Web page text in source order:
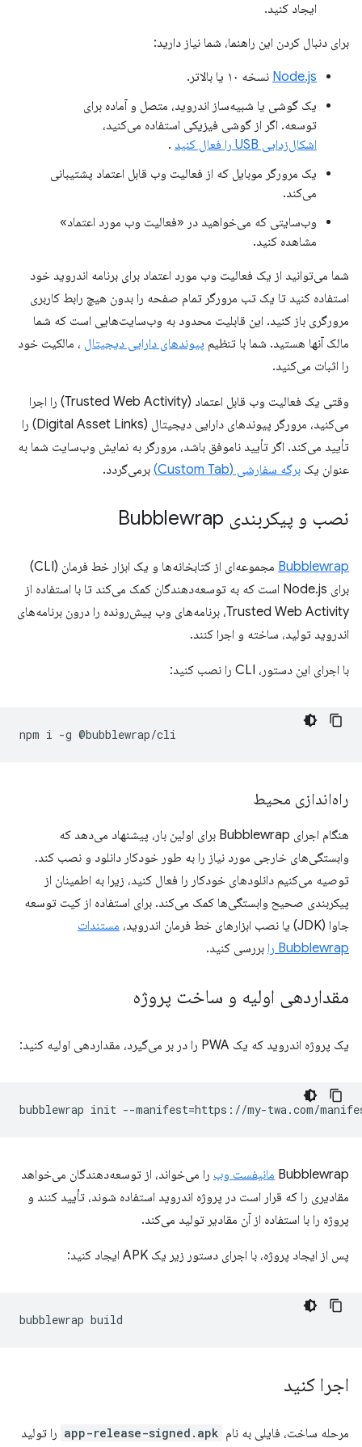
ایجاد کنید.
برای دنبال کردن این راهنما، شما نیاز دارید:
Node.js نسخه ۱۰ یا بالاتر.
یک گوشی یا شبیه‌ساز اندروید، متصل و آماده برای
توسعه. اگر از گوشی فیزیکی استفاده می‌کنید،
اشکال‌زدایی USB را فعال کنید
.
یک مرورگر موبایل که از فعالیت وب قابل اعتماد پشتیبانی
می‌کند.
وب‌سایتی که می‌خواهید در «فعالیت وب مورد اعتماد»
مشاهده کنید.
شما می‌توانید از یک فعالیت وب مورد اعتماد برای برنامه اندروید خود
استفاده کنید تا یک تب مرورگر تمام صفحه را بدون هیچ رابط کاربری
مرورگری باز کنید. این قابلیت محدود به وب‌سایت‌هایی است که شما
مالک آنها هستید. شما با تنظیم پیوندهای دارایی دیجیتال ، مالکیت خود
را اثبات می‌کنید.
وقتی یک فعالیت وب قابل اعتماد (Trusted Web Activity) را اجرا
می‌کنید، مرورگر پیوندهای دارایی دیجیتال (Digital Asset Links) را
تأیید می‌کند. اگر تأیید ناموفق باشد، مرورگر به نمایش وب‌سایت شما به
عنوان یک برگه سفارشی (Custom Tab) برمی‌گردد.
نصب و پیکربندی Bubblewrap
Bubblewrap
مجموعه‌ای از کتابخانه‌ها و یک ابزار خط فرمان (CLI)
برای Node.js است که به توسعه‌دهندگان کمک می‌کند تا با استفاده از
Trusted Web Activity، برنامه‌های وب پیش‌رونده را درون برنامه‌های
اندروید تولید، ساخته و اجرا کنند.
با اجرای این دستور، CLI را نصب کنید:
npm i -g
راه‌اندازی محیط
هنگام اجرای Bubblewrap برای اولین بار، پیشنهاد می‌دهد که
وابستگی‌های خارجی مورد نیاز را به طور خودکار دانلود و نصب کند.
توصیه می‌کنیم دانلودهای خودکار را فعال کنید، زیرا به اطمینان از
پیکربندی صحیح وابستگی‌ها کمک می‌کند. برای استفاده از کیت توسعه
جاوا (JDK) یا نصب ابزارهای خط فرمان اندروید،
مستندات
Bubblewrap را
بررسی کنید.
مقداردهی اولیه و ساخت پروژه
یک پروژه اندروید که یک PWA را در بر می‌گیرد، مقداردهی اولیه کنید:
bubblewrap init --manifest=
Bubblewrap مانیفست وب را می‌خواند، از توسعه‌دهندگان می‌خواهد
مقادیری را که قرار است در پروژه اندروید استفاده شوند، تأیید کنند و
پروژه را با استفاده از آن مقادیر تولید می‌کند.
پس از ایجاد پروژه، با اجرای دستور زیر یک APK ایجاد کنید:
bubblewrap
اجرا کنید
مرحله ساخت، فایلی به نام app-release-signed.apk را تولید